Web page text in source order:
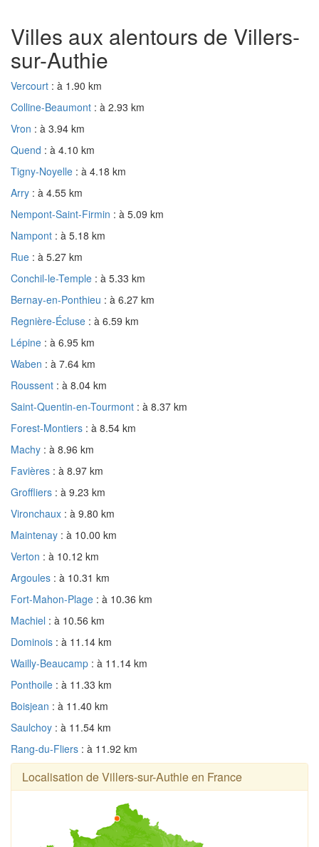
Villes aux alentours de Villers-
sur-Authie
Vercourt : à 1.90 km
Colline-Beaumont : à 2.93 km
Vron : à 3.94 km
Quend : à 4.10 km
Tigny-Noyelle : à 4.18 km
Arry : à 4.55 km
Nempont-Saint-Firmin : à 5.09 km
Nampont : à 5.18 km
Rue : à 5.27 km
Conchil-le-Temple : à 5.33 km
Bernay-en-Ponthieu : à 6.27 km
Regnière-Écluse : à 6.59 km
Lépine : à 6.95 km
Waben : à 7.64 km
Roussent : à 8.04 km
Saint-Quentin-en-Tourmont : à 8.37 km
Forest-Montiers : à 8.54 km
Machy : à 8.96 km
Favières : à 8.97 km
Groffliers : à 9.23 km
Vironchaux : à 9.80 km
Maintenay : à 10.00 km
Verton : à 10.12 km
Argoules : à 10.31 km
Fort-Mahon-Plage : à 10.36 km
Machiel : à 10.56 km
Dominois : à 11.14 km
Wailly-Beaucamp : à 11.14 km
Ponthoile : à 11.33 km
Boisjean : à 11.40 km
Saulchoy : à 11.54 km
Rang-du-Fliers : à 11.92 km
Localisation de Villers-sur-Authie en France